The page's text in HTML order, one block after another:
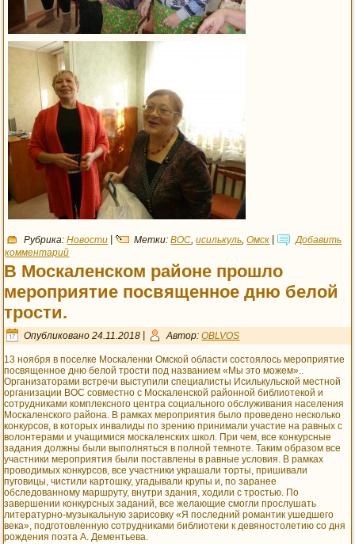
Рубрика: Новости Метки: ВОС ,исилькуль ,Омск
Добавить
комментарий
В Москаленском районе прошло
мероприятие посвященное дню белой
трости.
Опубликовано 24.11.2018 Автор: OBLVOS
13 ноября в поселке Москаленки Омской области состоялось мероприятие
посвященное дню белой трости под названием «Мы это можем»..
Организаторами встречи выступили специалисты Исилькульской местной
организации ВОС совместно с Москаленской районной библиотекой и
сотрудниками комплексного центра социального обслуживания населения
Москаленского района. В рамках мероприятия было проведено несколько
конкурсов, в которых инвалиды по зрению принимали участие на равных с
волонтерами и учащимися москаленских школ. При чем, все конкурсные
задания должны были выполняться в полной темноте. Таким образом все
участники мероприятия были поставлены в равные условия. В рамках
проводимых конкурсов, все участники украшали торты, пришивали
пуговицы, чистили картошку, угадывали крупы и, по заранее
обследованному маршруту, внутри здания, ходили с тростью. По
завершении конкурсных заданий, все желающие смогли прослушать
литературно-музыкальную зарисовку «Я последний романтик ушедшего
века», подготовленную сотрудниками библиотеки к девяностолетию со дня
рождения поэта А. Дементьева.